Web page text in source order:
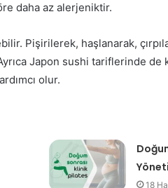
daha az alerjeniktir.
Pişirilerek, haşlanarak,
Japon sushi tariflerinde de
olur.
18